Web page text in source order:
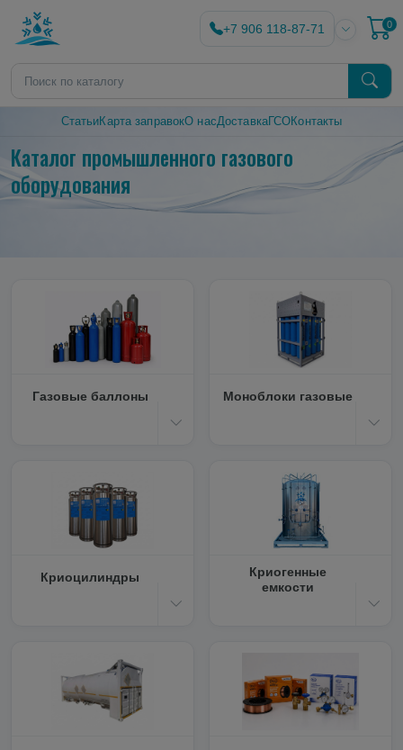
+7 906 118-87-71 0
СтатьиКарта заправокО насДоставкаГСОКонтакты
Каталог промышленного газового
оборудования
Газовые баллоны Моноблоки газовые
Криоцилиндры
Криогенные
емкости